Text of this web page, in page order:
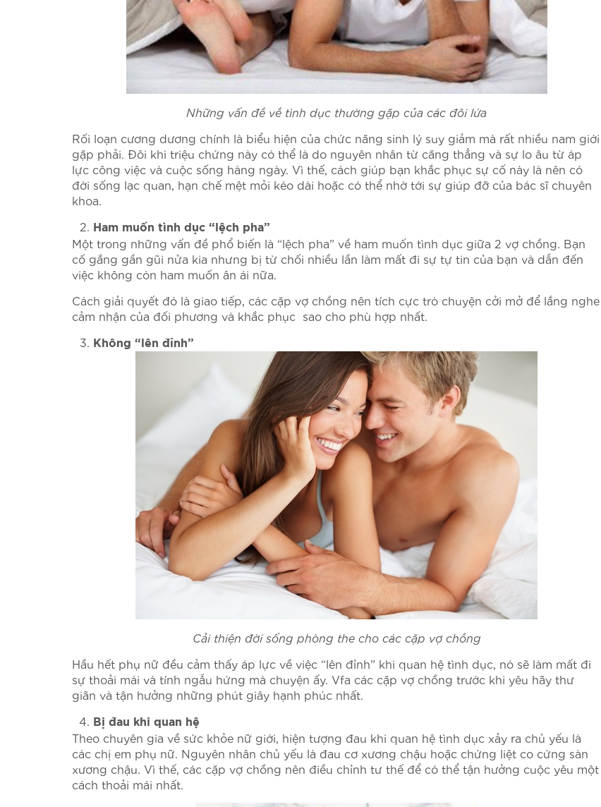
Những vấn đề về tình dục thường gặp của các đôi lứa
Rối loạn cương dương chính là biểu hiện của chức năng sinh lý suy giảm mà rất nhiều nam giới
gặp phải. Đôi khi triệu chứng này có thể là do nguyên nhân từ căng thẳng và sự lo âu từ áp
lực công việc và cuộc sống hàng ngày. Vì thế, cách giúp bạn khắc phục sự cố này là nên có
đời sống lạc quan, hạn chế mệt mỏi kéo dài hoặc có thể nhờ tới sự giúp đỡ của bác sĩ chuyên
khoa.
Ham muốn tình dục “lệch pha”
Một trong những vấn đề phổ biến là “lệch pha” về ham muốn tình dục giữa 2 vợ chồng. Bạn
cố gắng gần gũi nửa kia nhưng bị từ chối nhiều lần làm mất đi sự tự tin của bạn và dẫn đến
việc không còn ham muốn ân ái nữa.
Cách giải quyết đó là giao tiếp, các cặp vợ chồng nên tích cực trò chuyện cởi mở để lắng nghe
cảm nhận của đối phương và khắc phục sao cho phù hợp nhất.
Không “lên đỉnh”
Cải thiện đời sống phòng the cho các cặp vợ chồng
Hầu hết phụ nữ đều cảm thấy áp lực về việc “lên đỉnh” khi quan hệ tình dục, nó sẽ làm mất đi
sự thoải mái và tính ngẫu hứng mà chuyện ấy. Vfa các cặp vợ chồng trước khi yêu hãy thư
giãn và tận hưởng những phút giây hạnh phúc nhất.
Bị đau khi quan hệ
Theo chuyên gia về sức khỏe nữ giới, hiện tượng đau khi quan hệ tình dục xảy ra chủ yếu là
các chị em phụ nữ. Nguyên nhân chủ yếu là đau cơ xương chậu hoặc chứng liệt co cứng sàn
xương chậu. Vì thế, các cặp vợ chồng nên điều chỉnh tư thế để có thể tận hưởng cuộc yêu một
cách thoải mái nhất.